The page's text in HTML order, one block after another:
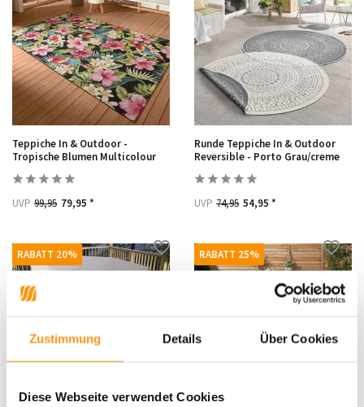
Zustimmung Details Über Cookies
Diese Webseite verwendet Cookies
Teppiche In & Outdoor -
Tropische Blumen Multicolour
UVP 99,95 79,95 *
Runde Teppiche In & Outdoor
Reversible - Porto Grau/creme
UVP 74,95 54,95 *
RABATT 20% RABATT 25%